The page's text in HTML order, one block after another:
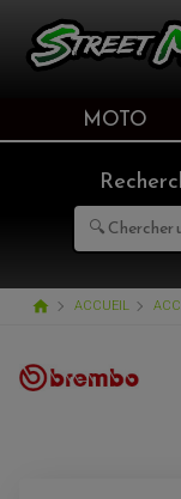
MOTO
home ACCUEIL